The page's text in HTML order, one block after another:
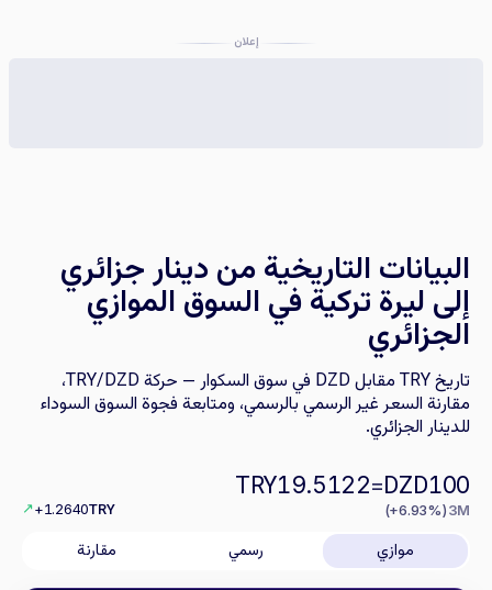
إعلان
البيانات التاريخية من دينار جزائري
إلى ليرة تركية في السوق الموازي
الجزائري
تاريخ TRY مقابل DZD في سوق السكوار — حركة TRY/DZD،
مقارنة السعر غير الرسمي بالرسمي، ومتابعة فجوة السوق السوداء
للدينار الجزائري.
100
DZD
=
19.5122
TRY
3M
(+6.93%)
+1.2640TRY
↗
موازي رسمي مقارنة